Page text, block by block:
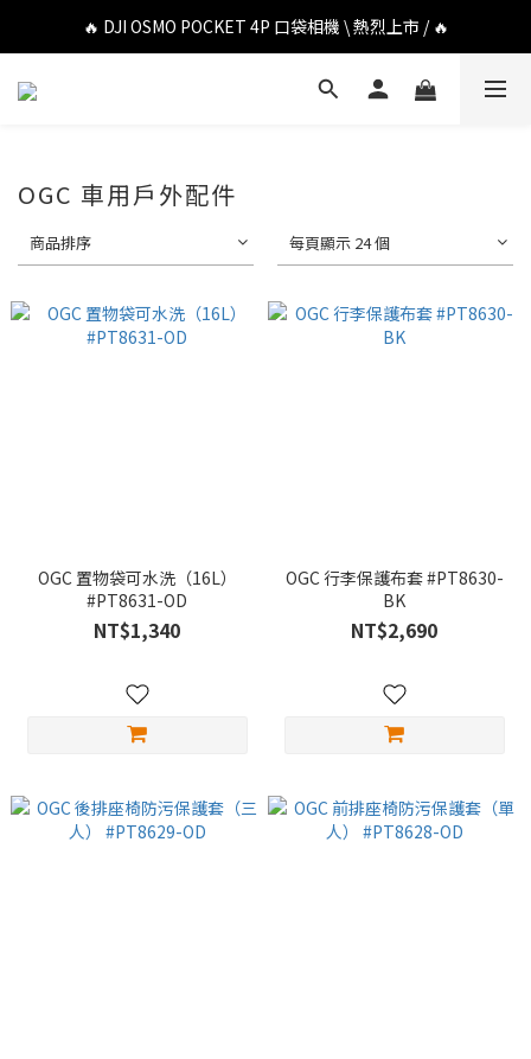
🔥 DJI OSMO POCKET 4P 口袋相機 \ 熱烈上市 / 🔥
🔥 DJI OSMO POCKET 4P 口袋相機 \ 熱烈上市 / 🔥
🔥 Insta360 Luna Ultra 雲台相機 \ 熱烈上市 / 🔥
🔥 DJI OSMO POCKET 4P 口袋相機 \ 熱烈上市 / 🔥
OGC 車用戶外配件
商品排序 每頁顯示 24 個
OGC 置物袋可水洗（16L）
#PT8631-OD
NT$1,340
OGC 行李保護布套 #PT8630-
BK
NT$2,690